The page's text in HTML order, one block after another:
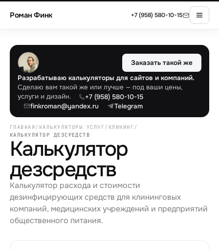
Роман Финк +7 (958) 580-10-15
Разрабатываю калькуляторы для сайтов и компаний.
Сделаю вам такой же или лучше — под ваши цены,
услуги и дизайн.
+7 (958) 580-10-15
finkroman@yandex.ru
Telegram
Заказать такой же
ГЛАВНАЯ/ КАЛЬКУЛЯТОРЫ УСЛУГ/ КЛИНИНГ/
КАЛЬКУЛЯТОР ДЕЗСРЕДСТВ
Калькулятор
дезсредств
Калькулятор расхода и стоимости
дезинфицирующих средств для клининговых
компаний, медицинских учреждений и предприятий
общественного питания.